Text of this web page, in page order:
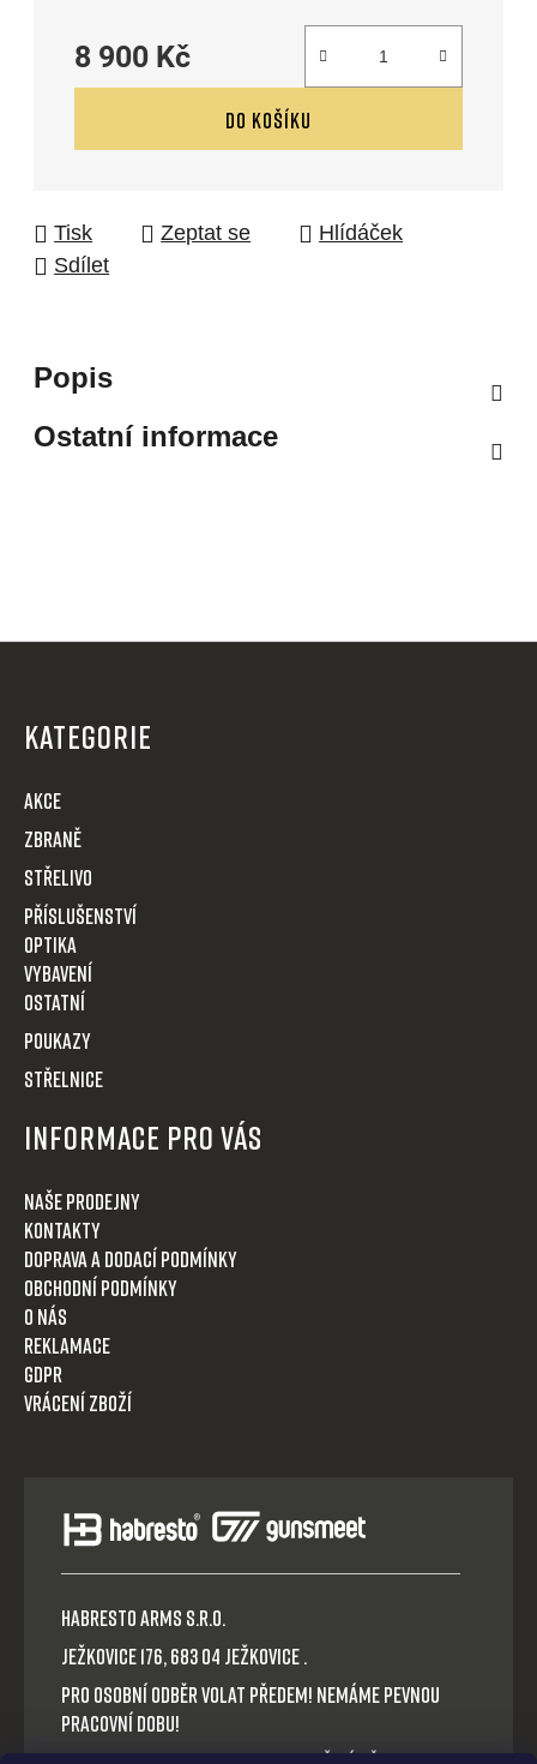
8 900 Kč
Měrná cena:
DO KOŠÍKU
Tisk Zeptat se
Hlídáček
Sdílet
Popis
Ostatní informace
KATEGORIE
AKCE
Zbraně
Střelivo
Příslušenství
Optika
VYBAVENÍ
OSTATNÍ
POUKAZY
STŘELNICE
Informace pro Vás
Naše prodejny
Kontakty
Doprava a dodací podmínky
Obchodní podmínky
O nás
Reklamace
GDPR
Vrácení zboží
HABRESTO ARMS s.r.o.
Ježkovice 176, 683 04 Ježkovice .
Pro osobní odběr volat předem! Nemáme pevnou
pracovní dobu!